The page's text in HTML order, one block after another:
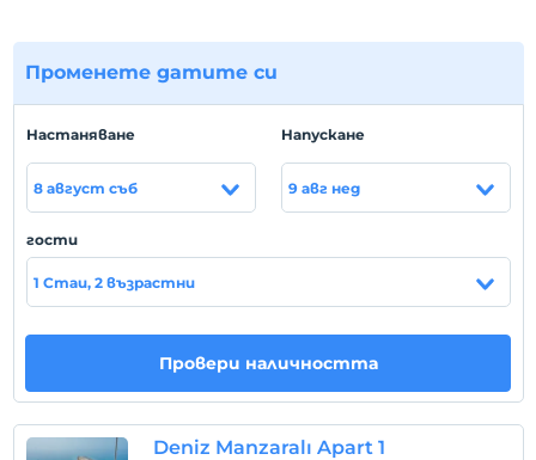
Altınoluk’un merkezinde, denize yürüme mesafesinde
Плажът
Eren Otel & Apart, Altınoluk’un tümü halka açık olan
denizin, kumun ve güneşin keyfini çıkarabilirsiniz.
Покажи на
картата
Правила на хотела
Променете датите си
Hастаняване
8 август съб
Hапускане
9 авг нед
гости
1 Стаи, 2 възрастни
Провери наличността
Deniz Manzaralı Apart 1